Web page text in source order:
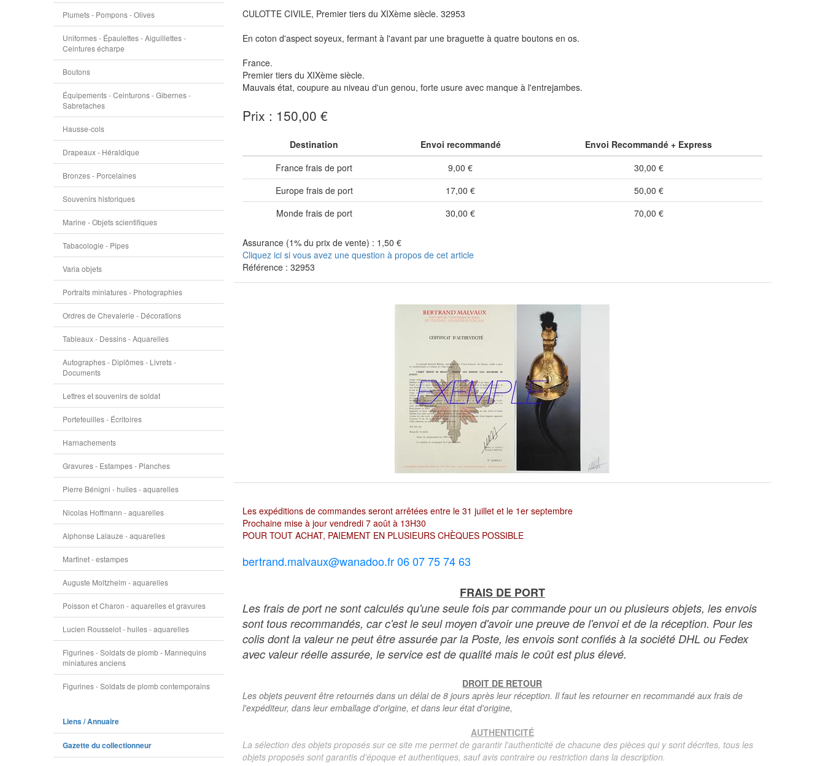
Plumets - Pompons - Olives
Uniformes - Épaulettes - Aiguillettes -
Ceintures écharpe
Boutons
Équipements - Ceinturons - Gibernes -
Sabretaches
Hausse-cols
Drapeaux - Héraldique
Bronzes - Porcelaines
Souvenirs historiques
Marine - Objets scientifiques
Tabacologie - Pipes
Varia objets
Portraits miniatures - Photographies
Ordres de Chevalerie - Décorations
Tableaux - Dessins - Aquarelles
Autographes - Diplômes - Livrets -
Documents
Lettres et souvenirs de soldat
Portefeuilles - Écritoires
Harnachements
Gravures - Estampes - Planches
Pierre Bénigni - huiles - aquarelles
Nicolas Hoffmann - aquarelles
Alphonse Lalauze - aquarelles
Martinet - estampes
Auguste Moltzheim - aquarelles
Poisson et Charon - aquarelles et gravures
Lucien Rousselot - huiles - aquarelles
Figurines - Soldats de plomb - Mannequins
miniatures anciens
Figurines - Soldats de plomb contemporains
Liens / Annuaire
Gazette du collectionneur
CULOTTE CIVILE, Premier tiers du XIXème siècle. 32953
En coton d'aspect soyeux, fermant à l'avant par une braguette à quatre boutons en os.
France.
Premier tiers du XIXème siècle.
Mauvais état, coupure au niveau d'un genou, forte usure avec manque à l'entrejambes.
Prix : 150,00 €
Destination Envoi recommandé
Envoi Recommandé + Express
France frais de port
9,00 €
30,00 €
Europe frais de port
17,00 €
50,00 €
Monde frais de port
30,00 € 70,00 €
Assurance (1% du prix de vente) : 1,50 €
Cliquez ici si vous avez une question à propos de cet article
Référence : 32953
Les expéditions de commandes seront arrêtées entre le 31 juillet et le 1er septembre
Prochaine mise à jour vendredi 7 août à 13H30
POUR TOUT ACHAT, PAIEMENT EN PLUSIEURS CHÈQUES POSSIBLE
bertrand.malvaux@wanadoo.fr 06 07 75 74 63
FRAIS DE PORT
Les frais de port ne sont calculés qu'une seule fois par commande pour un ou plusieurs objets, les envois
sont tous recommandés, car c'est le seul moyen d'avoir une preuve de l'envoi et de la réception. Pour les
colis dont la valeur ne peut être assurée par la Poste, les envois sont confiés à la société DHL ou Fedex
avec valeur réelle assurée, le service est de qualité mais le coût est plus élevé.
DROIT DE RETOUR
Les objets peuvent être retournés dans un délai de 8 jours après leur réception. Il faut les retourner en recommandé aux frais de
l'expéditeur, dans leur emballage d'origine, et dans leur état d'origine,
AUTHENTICITÉ
La sélection des objets proposés sur ce site me permet de garantir l'authenticité de chacune des pièces qui y sont décrites, tous les
objets proposés sont garantis d'époque et authentiques, sauf avis contraire ou restriction dans la description.